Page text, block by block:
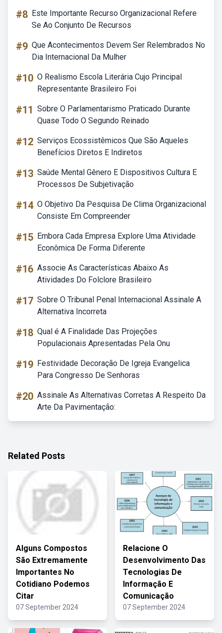
#8 Este Importante Recurso Organizacional Refere
Se Ao Conjunto De Recursos
#9 Que Acontecimentos Devem Ser Relembrados No
Dia Internacional Da Mulher
#10 O Realismo Escola Literária Cujo Principal
Representante Brasileiro Foi
#11 Sobre O Parlamentarismo Praticado Durante
Quase Todo O Segundo Reinado
#12 Serviços Ecossistêmicos Que São Aqueles
Benefícios Diretos E Indiretos
#13 Saúde Mental Gênero E Dispositivos Cultura E
Processos De Subjetivação
#14 O Objetivo Da Pesquisa De Clima Organizacional
Consiste Em Compreender
#15 Embora Cada Empresa Explore Uma Atividade
Econômica De Forma Diferente
#16 Associe As Características Abaixo As
Atividades Do Folclore Brasileiro
#17 Sobre O Tribunal Penal Internacional Assinale A
Alternativa Incorreta
#18 Qual é A Finalidade Das Projeções
Populacionais Apresentadas Pela Onu
#19 Festividade Decoração De Igreja Evangelica
Para Congresso De Senhoras
#20 Assinale As Alternativas Corretas A Respeito Da
Arte Da Pavimentação:
Related Posts
Alguns Compostos
São Extremamente
Importantes No
Cotidiano Podemos
Citar
07 September 2024
Relacione O
Desenvolvimento Das
Tecnologias De
Informação E
Comunicação
07 September 2024